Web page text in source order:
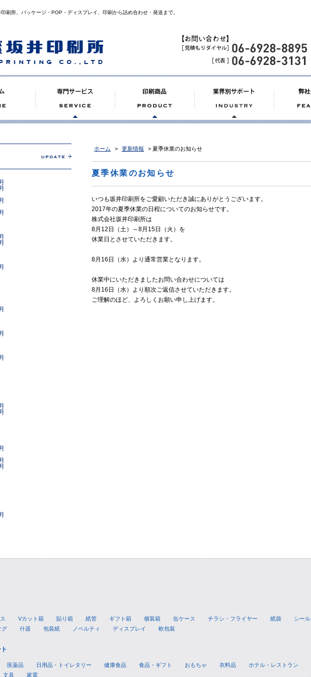
刷所。パッケージ・POP・ディスプレイ、印刷から詰め合わせ・発送まで。
ホーム > 更新情報 > 夏季休業のお知らせ
夏季休業のお知らせ
いつも坂井印刷所をご愛顧いただき誠にありがとうございます。
2017年の夏季休業の日程についてのお知らせです。
株式会社坂井印刷所は
8月12日（土）～8月15日（火）を
休業日とさせていただきます。
8月16日（水）より通常営業となります。
休業中にいただきましたお問い合わせについては
8月16日（水）より順次ご返信させていただきます。
ご理解のほど、よろしくお願い申し上げます。
Vカット箱 貼り箱 紙管 ギフト箱 個装箱 缶ケース チラシ・フライヤー 紙袋 シール
グ 什器 包装紙 ノベルティ ディスプレイ 軟包装
医薬品 日用品・トイレタリー 健康食品 食品・ギフト おもちゃ 衣料品 ホテル・レストラン
文具 家電